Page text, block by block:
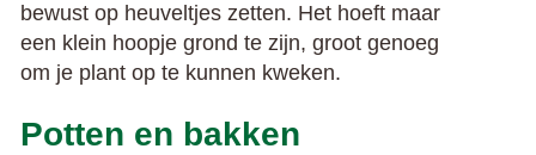
bewust op heuveltjes zetten. Het hoeft maar
een klein hoopje grond te zijn, groot genoeg
om je plant op te kunnen kweken.
Potten en bakken